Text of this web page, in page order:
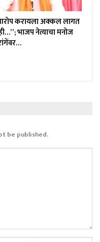
करायला अक्कल लागत
भाजप नेत्याचा मनोज
be published.